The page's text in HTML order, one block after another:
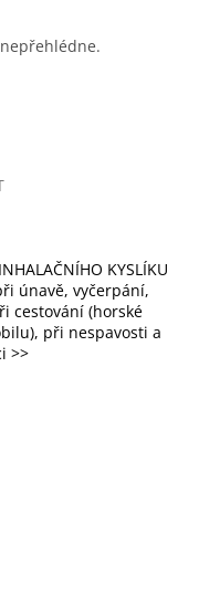
KYSLÍKU
únavě, vyčerpání,
cestování (horské
při nespavosti a
>>